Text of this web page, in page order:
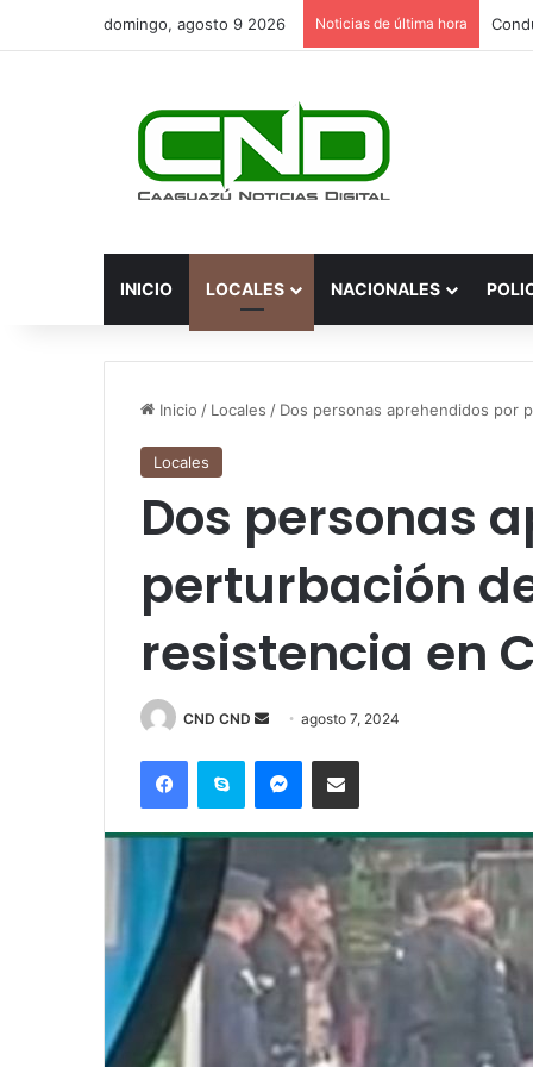
domingo, agosto 9 2026 Noticias de última hora
INICIO LOCALES NACIONALES
Inicio / Locales / Dos personas aprehendidos por
Locales
Dos personas
perturbación
resistencia en
CND CND
Send
email
agosto 7, 2024
FacebookSkype MessengerCompartir por correo electrónico